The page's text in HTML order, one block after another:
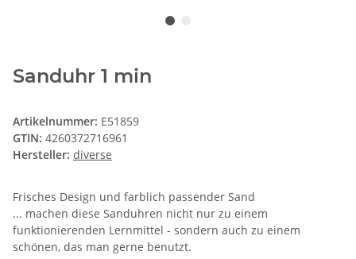
Sanduhr 1 min
Artikelnummer: E51859
GTIN: 4260372716961
Hersteller: diverse
Frisches Design und farblich passender Sand
... machen diese Sanduhren nicht nur zu einem
funktionierenden Lernmittel - sondern auch zu einem
schönen, das man gerne benutzt.